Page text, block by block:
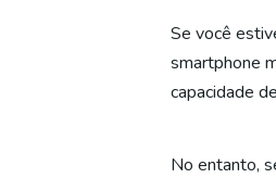
Se você
smartphone
capacidade
No entanto,